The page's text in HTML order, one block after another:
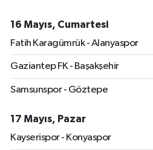
16 Mayıs, Cumartesi
Fatih Karagümrük - Alanyaspor
Gaziantep FK - Başakşehir
Samsunspor - Göztepe
17 Mayıs, Pazar
Kayserispor - Konyaspor